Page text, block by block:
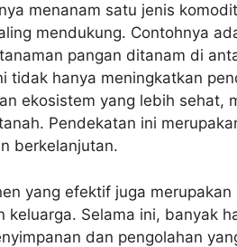
menanam satu jenis
mendukung. Contohnya
pangan ditanam di
tidak hanya meningkatkan
ekosistem yang lebih sehat,
Pendekatan ini
berkelanjutan.
yang efektif juga
keluarga. Selama ini, banyak
dan pengolahan